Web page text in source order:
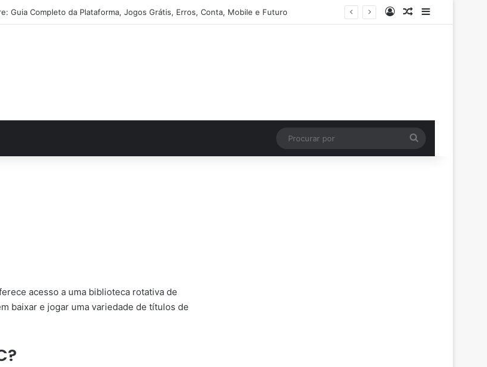
Guia Completo da Plataforma, Jogos Grátis, Erros, Conta, Mobile e Futuro EntrarArtigo aleatório
Barra Lateral
por
acesso a uma biblioteca rotativa de
baixar e jogar uma variedade de títulos de